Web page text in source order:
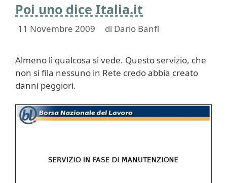
Poi uno dice Italia.it
11 Novembre 2009 di Dario Banfi
Almeno lì qualcosa si vede. Questo servizio, che
non si fila nessuno in Rete credo abbia creato
danni peggiori.